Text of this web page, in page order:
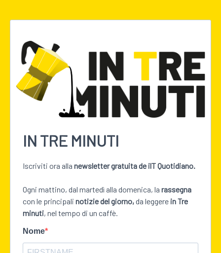
IN TRE MINUTI
Iscriviti ora alla newsletter gratuita de ilT Quotidiano.
Ogni mattino, dal martedì alla domenica, la rassegna
con le principali notizie del giorno,da leggere in Tre
minuti, nel tempo di un caffè.
Nome